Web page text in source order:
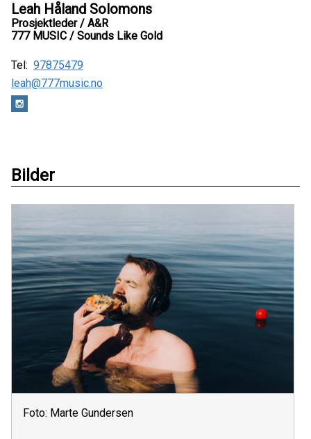
Leah Håland Solomons
Prosjektleder / A&R
777 MUSIC / Sounds Like Gold
Tel: 97875479
leah@777music.no
Bilder
Foto: Marte Gundersen